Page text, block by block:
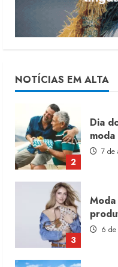
NOTÍCIAS EM ALTA
5
1
10
2
Dia
7 de
3
6 de